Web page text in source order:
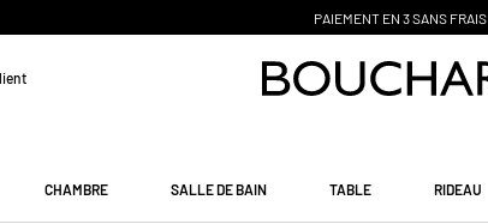
PAIEMENT EN 3 SANS FRAIS
CHAMBRE SALLE DE BAIN TABLE RIDEAU